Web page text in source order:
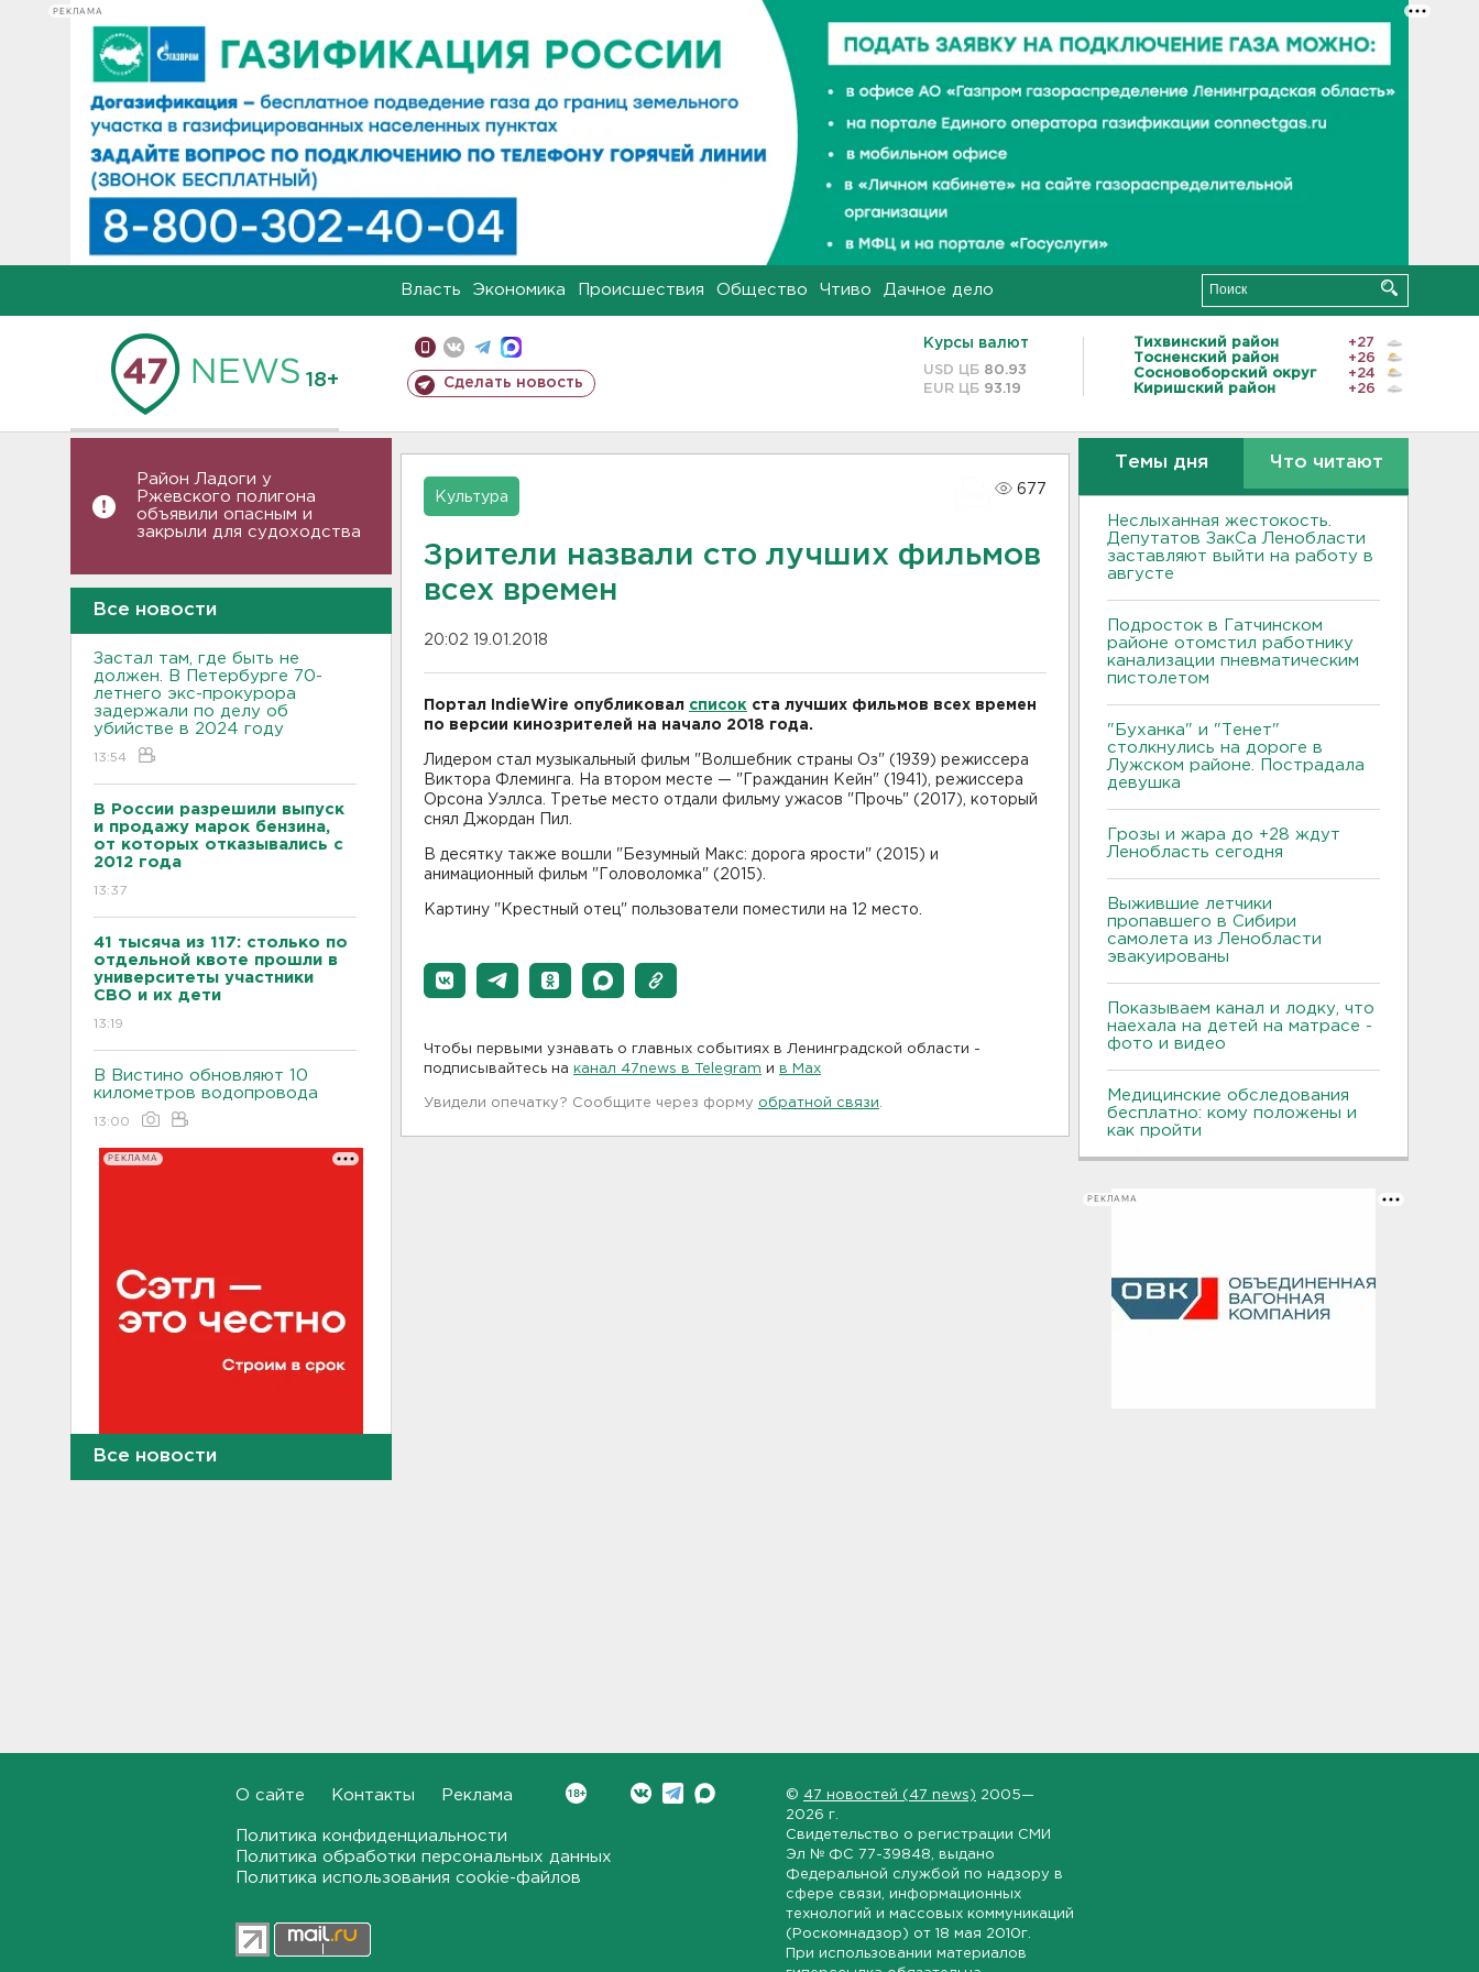
РЕКЛАМА
Власть Экономика Происшествия Общество Чтиво Дачное дело
18+ Сделать новость
Курсы валют
USD ЦБ 80.93
EUR ЦБ 93.19
Тихвинский район
+27
Тосненский район
+26
Сосновоборский округ
+24
Киришский район
+26
Район Ладоги у
Ржевского полигона
объявили опасным и
закрыли для судоходства
Все новости
Застал там, где быть не
должен. В Петербурге 70-
летнего экс-прокурора
задержали по делу об
убийстве в 2024 году
13:54
В России разрешили выпуск
и продажу марок бензина,
от которых отказывались с
2012 года
13:37
41 тысяча из 117: столько по
отдельной квоте прошли в
университеты участники
СВО и их дети
13:19
В Вистино обновляют 10
километров водопровода
13:00
РЕКЛАМА
контрабандный груз
Гибель машиниста тепловоза
Все новости
Культура
677
Зрители назвали сто лучших фильмов
всех времен
20:02 19.01.2018
Портал IndieWire опубликовал список ста лучших фильмов всех времен
по версии кинозрителей на начало 2018 года.
Лидером стал музыкальный фильм "Волшебник страны Оз" (1939) режиссера
Виктора Флеминга. На втором месте — "Гражданин Кейн" (1941), режиссера
Орсона Уэллса. Третье место отдали фильму ужасов "Прочь" (2017), который
снял Джордан Пил.
В десятку также вошли "Безумный Макс: дорога ярости" (2015) и
анимационный фильм "Головоломка" (2015).
Картину "Крестный отец" пользователи поместили на 12 место.
Чтобы первыми узнавать о главных событиях в Ленинградской области -
подписывайтесь на канал 47news в Telegram и в Maх
Увидели опечатку? Сообщите через форму обратной связи
Темы дня Что читают
Неслыханная жестокость.
Депутатов ЗакСа Ленобласти
заставляют выйти на работу в
августе
Подросток в Гатчинском
районе отомстил работнику
канализации пневматическим
пистолетом
"Буханка" и "Тенет"
столкнулись на дороге в
Лужском районе. Пострадала
девушка
Грозы и жара до +28 ждут
Ленобласть сегодня
Выжившие летчики
пропавшего в Сибири
самолета из Ленобласти
эвакуированы
Показываем канал и лодку, что
наехала на детей на матрасе -
фото и видео
Медицинские обследования
бесплатно: кому положены и
как пройти
РЕКЛАМА
О сайте Контакты Реклама
Политика конфиденциальности
Политика обработки персональных данных
Политика использования cookie-файлов
© 47 новостей (47 news) 2005—
2026 г.
Свидетельство о регистрации СМИ
Эл № ФС 77-39848 , выдано
Федеральной службой по надзору в
сфере связи, информационных
технологий и массовых коммуникаций
(Роскомнадзор) от 18 мая 2010г.
При использовании материалов